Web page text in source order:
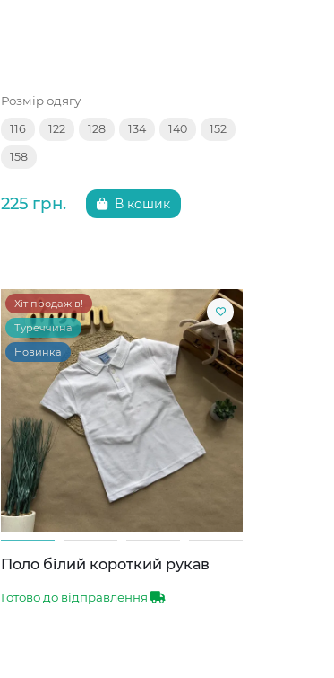
Розмір одягу
116 122 128 134 140 152
158
225 грн. В кошик
Хіт продажів!
Туреччина
Новинка
Поло білий короткий рукав
Готово до відправлення